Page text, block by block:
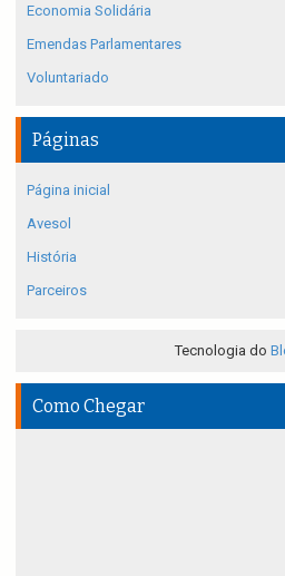
Economia Solidária
Emendas Parlamentares
Voluntariado
Páginas
Página inicial
Avesol
História
Parceiros
Tecnologia do
Como Chegar